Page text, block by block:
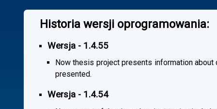
Historia wersji oprogramowania:
Wersja - 1.4.55
Now thesis project presents information
presented.
Wersja - 1.4.54